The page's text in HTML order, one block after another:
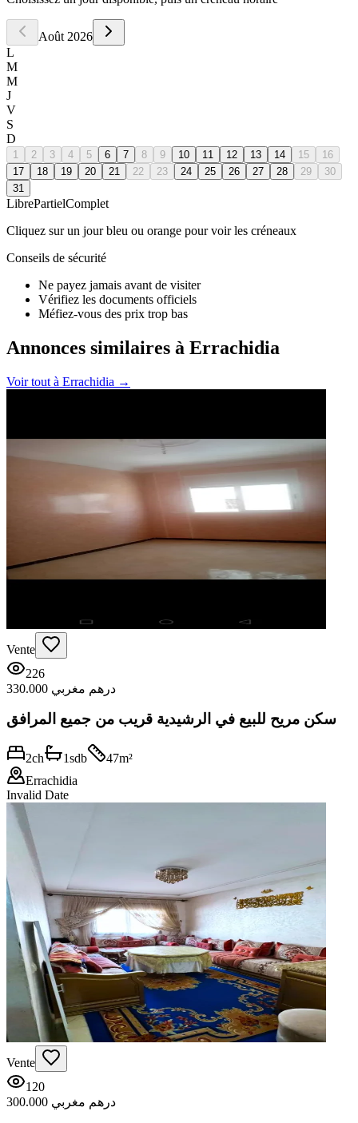
Août 2026
L
M
M
J
V
S
D
1 2 3 4 5 6 7 8 9 10 11 12 13 14 15
16
17
18 19 20 21 22 23 24 25 26 27 28 29
30
31
LibrePartielComplet
Cliquez sur un jour bleu ou orange pour voir les créneaux
Conseils de sécurité
Ne payez jamais avant de visiter
Vérifiez les documents officiels
Méfiez-vous des prix trop bas
Annonces similaires à Errachidia
Voir tout à Errachidia →
Vente
226
330.000 درهم مغربي
سكن مريح للبيع في الرشيدية قريب من جميع المرافق
2ch 1sdb 47m²
Errachidia
Invalid Date
Vente
120
300.000 درهم مغربي